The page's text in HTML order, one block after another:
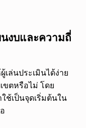
งบและความถี่
ล่นประเมินได้ง่าย
ขตหรือไม่ โดย
ช้เป็นจุดเริ่มต้นใน